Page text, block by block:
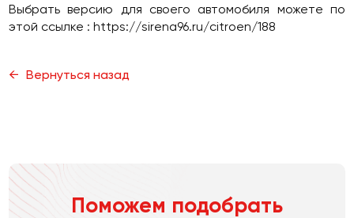
Выбрать версию для своего автомобиля можете по
этой ссылке : https://sirena96.ru/citroen/188
Вернуться назад
Поможем подобрать